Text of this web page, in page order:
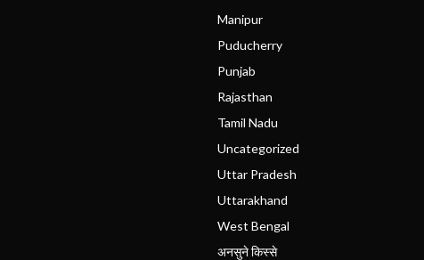
Manipur
Puducherry
Punjab
Rajasthan
Tamil Nadu
Uncategorized
Uttar Pradesh
Uttarakhand
West Bengal
अनसुने किस्से